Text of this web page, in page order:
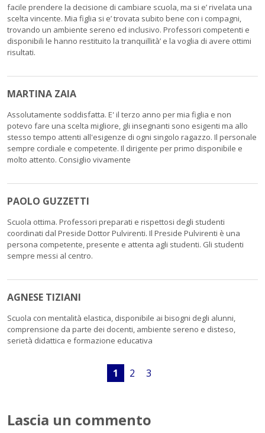
facile prendere la decisione di cambiare scuola, ma si e’ rivelata una
scelta vincente. Mia figlia si e’ trovata subito bene con i compagni,
trovando un ambiente sereno ed inclusivo. Professori competenti e
disponibili le hanno restituito la tranquillità’ e la voglia di avere ottimi
risultati.
MARTINA ZAIA
Assolutamente soddisfatta. E' il terzo anno per mia figlia e non
potevo fare una scelta migliore, gli insegnanti sono esigenti ma allo
stesso tempo attenti all'esigenze di ogni singolo ragazzo. Il personale
sempre cordiale e competente. Il dirigente per primo disponibile e
molto attento. Consiglio vivamente
PAOLO GUZZETTI
Scuola ottima. Professori preparati e rispettosi degli studenti
coordinati dal Preside Dottor Pulvirenti. Il Preside Pulvirenti è una
persona competente, presente e attenta agli studenti. Gli studenti
sempre messi al centro.
AGNESE TIZIANI
Scuola con mentalità elastica, disponibile ai bisogni degli alunni,
comprensione da parte dei docenti, ambiente sereno e disteso,
serietà didattica e formazione educativa
1 2 3
Lascia un commento